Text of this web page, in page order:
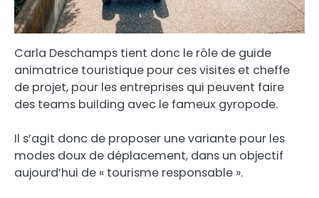
Carla Deschamps tient donc le rôle de guide
animatrice touristique pour ces visites et cheffe
de projet, pour les entreprises qui peuvent faire
des teams building avec le fameux gyropode.
Il s’agit donc de proposer une variante pour les
modes doux de déplacement, dans un objectif
aujourd’hui de « tourisme responsable ».